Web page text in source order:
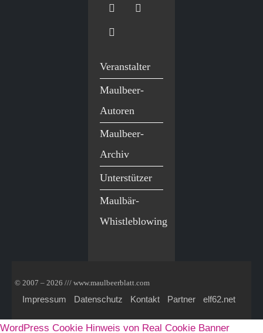
Veranstalter
Maulbeer-
Autoren
Maulbeer-
Archiv
Unterstützer
Maulbär-
Whistleblowing
© 2007 – 2026 /// www.maulbeerblatt.com
Impressum Datenschutz Kontakt Partner elf62.net
WordPress Cookie Hinweis von Real Cookie Banner